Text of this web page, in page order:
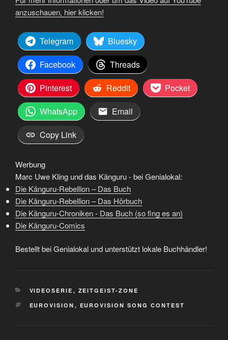
anzuschauen, hier klicken!
Telegram
Bluesky
Facebook
Threads
Pinterest
Reddit
Pocket
WhatsApp
Email
Copy Link
Werbung
Marc Uwe Kling und das Känguru - bei Genialokal:
Die Känguru-Rebellion – Das Buch
Die Känguru-Rebellion – Das Hörbuch
Die Känguru-Chroniken - Das Buch (so fing es an)
Die Känguru-Comics
Bestellt bei Genialokal und unterstützt lokale Buchhändler!
KATEGORIEN
VIDEOSERIE , ZEITGEIST-ZONE
SCHLAGWÖRTER
EUROVISION , EUROVISION SONG CONTEST